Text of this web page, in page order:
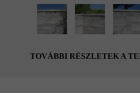
TOVÁBBI RÉSZLETEK A